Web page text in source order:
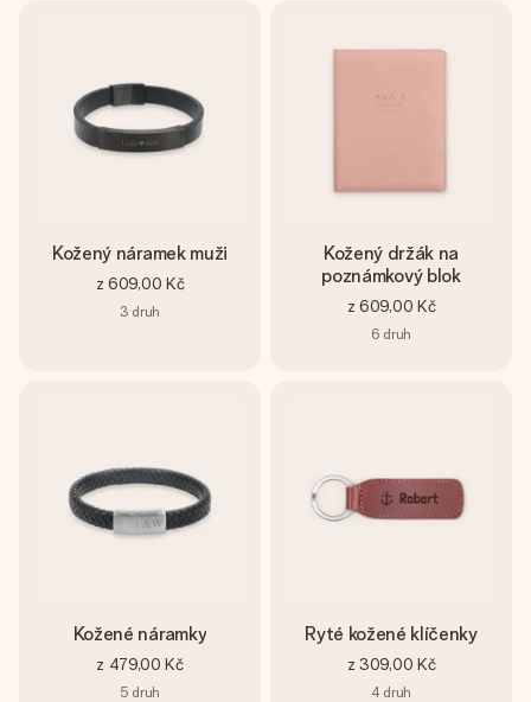
Kožený náramek muži
z 609,00 Kč
3 druh
Kožený držák na
poznámkový blok
z 609,00 Kč
6 druh
Kožené náramky
z 479,00 Kč
5 druh
Ryté kožené klíčenky
z 309,00 Kč
4 druh